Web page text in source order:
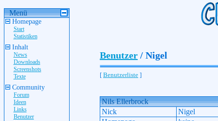
Menü
Homepage
Start
Statistiken
Inhalt
News
Downloads
Screenshots
Texte
Community
Forum
Ideen
Links
Benutzer
Benutzer / Nigel
[ Benutzerliste ]
Nils Ellerbrock
Nick
Nigel